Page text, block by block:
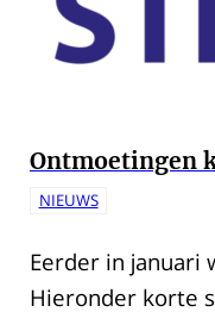
Ontmoetingen
NIEUWS
Eerder in januari
Hieronder korte